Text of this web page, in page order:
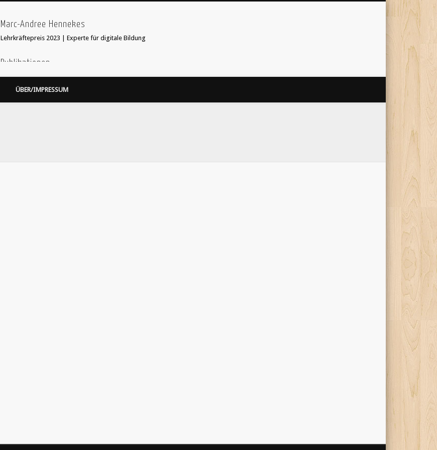
Marc-Andree Hennekes
Lehrkräftepreis 2023 | Experte für digitale Bildung
Publikationen
33 Ideen digitale Medien Englisch - step-by-step webcoach. Recherche im Internet
ÜBER/IMPRESSUM